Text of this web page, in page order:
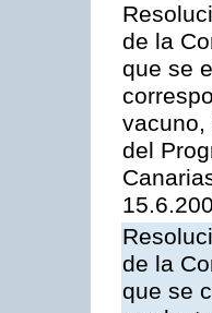
de la
que se
vacuno,
del
de la
que se